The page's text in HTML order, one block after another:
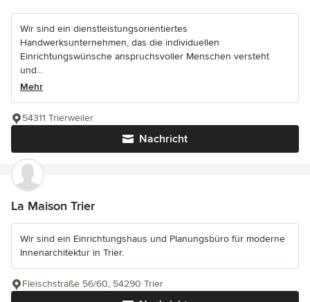
Wir sind ein dienstleistungsorientiertes
Handwerksunternehmen, das die individuellen
Einrichtungswünsche anspruchsvoller Menschen versteht
und...
Mehr
Nachricht
54311 Trierweiler
La Maison Trier
Wir sind ein Einrichtungshaus und Planungsbüro für moderne
Innenarchitektur in Trier.
Fleischstraße 56/60, 54290 Trier